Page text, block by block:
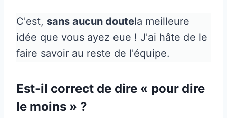
C'est, sans aucun doutela meilleure
idée que vous ayez eue ! J'ai hâte de le
faire savoir au reste de l'équipe.
Est-il correct de dire « pour dire
le moins » ?